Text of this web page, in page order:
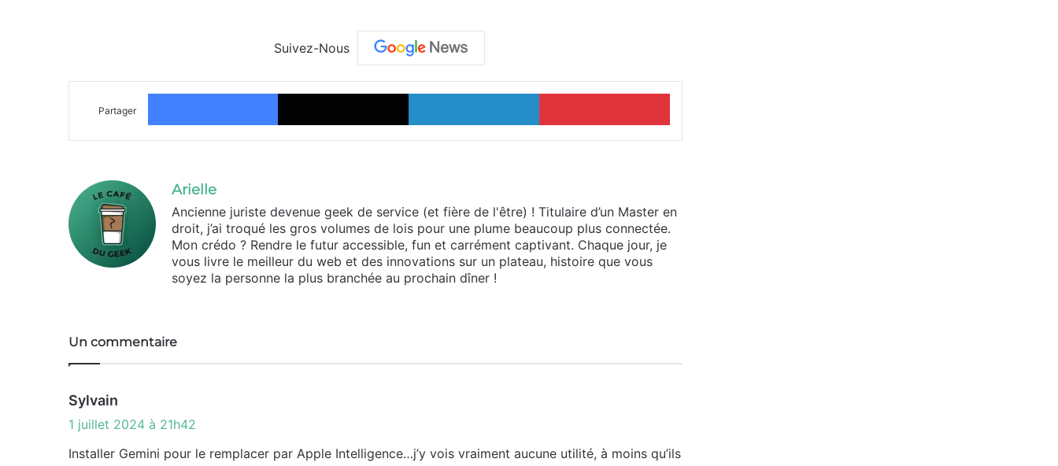
Suivez-Nous
Partager
Facebook X Linkedin Pinterest
Arielle
Ancienne juriste devenue geek de service (et fière de l'être) ! Titulaire d’un Master en
droit, j’ai troqué les gros volumes de lois pour une plume beaucoup plus connectée.
Mon crédo ? Rendre le futur accessible, fun et carrément captivant. Chaque jour, je
vous livre le meilleur du web et des innovations sur un plateau, histoire que vous
soyez la personne la plus branchée au prochain dîner !
Un commentaire
Sylvain
i
1 juillet 2024 à 21h42
Installer Gemini pour le remplacer par Apple Intelligence…j’y vois vraiment aucune utilité, à moins qu’ils